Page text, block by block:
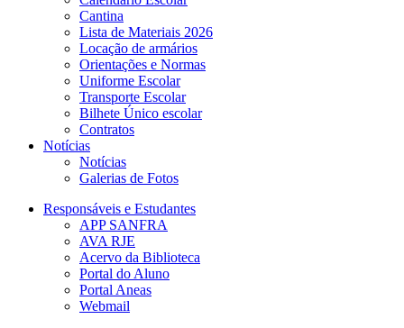
Cantina
Lista de Materiais 2026
Locação de armários
Orientações e Normas
Uniforme Escolar
Transporte Escolar
Bilhete Único escolar
Contratos
Notícias
Notícias
Galerias de Fotos
Responsáveis e Estudantes
APP SANFRA
AVA RJE
Acervo da Biblioteca
Portal do Aluno
Portal Aneas
Webmail